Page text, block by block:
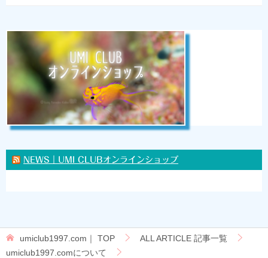
NEWS｜UMI CLUBオンラインショップ
umiclub1997.com｜ TOP
ALL ARTICLE 記事一覧
umiclub1997.comについて